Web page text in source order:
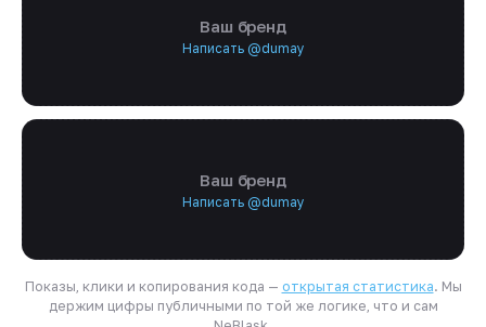
Ваш бренд
Написать @dumay
Ваш бренд
Написать @dumay
Показы, клики и копирования кода — открытая статистика. Мы
держим цифры публичными по той же логике, что и сам